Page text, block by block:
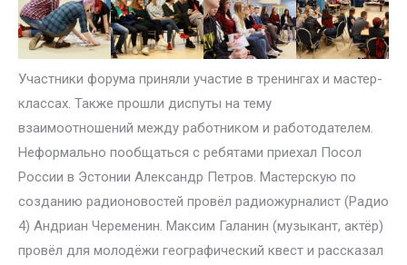
Участники форума приняли участие в тренингах и мастер-
классах. Также прошли диспуты на тему
взаимоотношений между работником и работодателем.
Неформально пообщаться с ребятами приехал Посол
России в Эстонии Александр Петров. Мастерскую по
созданию радионовостей провёл радиожурналист (Радио
4) Андриан Череменин. Максим Галанин (музыкант, актёр)
провёл для молодёжи географический квест и рассказал